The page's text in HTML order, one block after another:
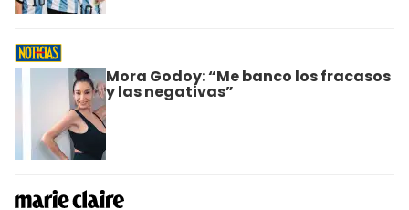
Mora Godoy: “Me banco los fracasos
y las negativas”